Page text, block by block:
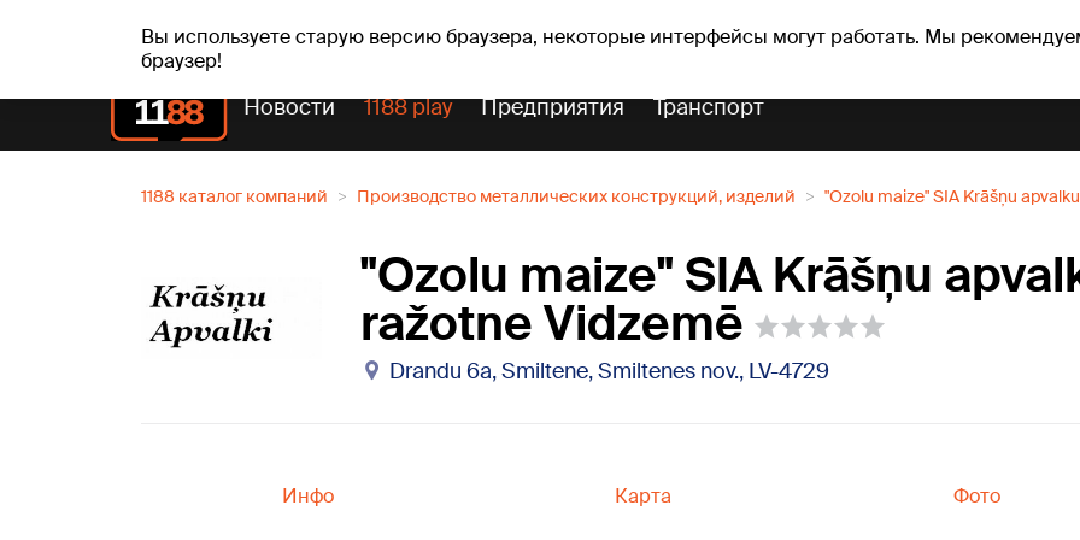
Вы используете старую версию браузера, некоторые интерфейсы могут работать. Мы
браузер!
чт, 06.08.2026. +24°C Aisma, Askolds Прогноз погоды Гороскопы
Новости 1188 play Предприятия Транспорт
1188 каталог компаний Производство металлических конструкций, изделий "Ozolu maize" SIA Krāšņu
"Ozolu maize" SIA Krāšņu
ražotne Vidzemē
Drandu 6a, Smiltene, Smiltenes nov., LV-4729
Инфо Карта Фото